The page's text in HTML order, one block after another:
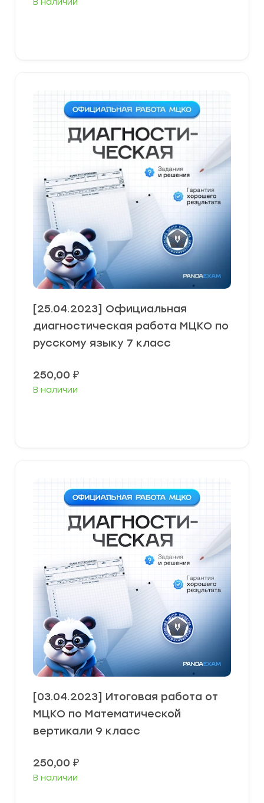
В наличии
[25.04.2023] Официальная
диагностическая работа МЦКО по
русскому языку 7 класс
250,00 ₽
В наличии
[03.04.2023] Итоговая работа от
МЦКО по Математической
вертикали 9 класс
250,00 ₽
В наличии